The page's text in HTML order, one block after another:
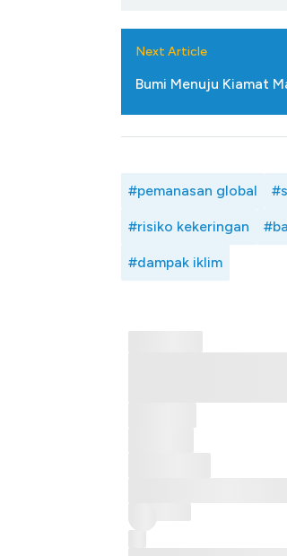
Next Article
Bumi Menuju Kiamat
#pemanasan global
#risiko kekeringan
#dampak iklim